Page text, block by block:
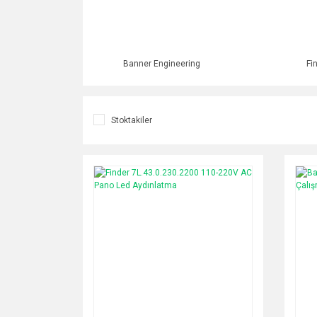
Banner Engineering
Stoktakiler